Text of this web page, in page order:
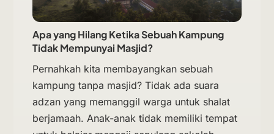
Apa yang Hilang Ketika Sebuah Kampung
Tidak Mempunyai Masjid?
Pernahkah kita membayangkan sebuah
kampung tanpa masjid? Tidak ada suara
adzan yang memanggil warga untuk shalat
berjamaah. Anak-anak tidak memiliki tempat